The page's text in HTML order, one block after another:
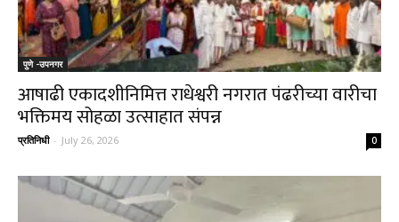
पुणे -उपनगर
आषाढी एकादशीनिमित्त राधेश्वरी नगरात पंढरीच्या वारीचा
भक्तिमय सोहळा उत्साहात संपन्न
प्रतिनिधी - July 26, 2026 0